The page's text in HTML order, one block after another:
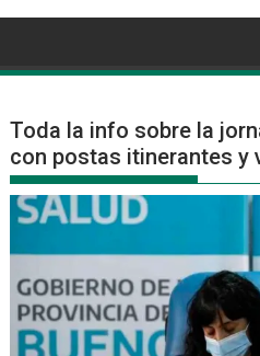
Toda la info sobre la
con postas itinerantes y